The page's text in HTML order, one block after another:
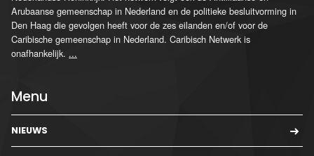
Arubaanse gemeenschap in Nederland en de politieke besluitvorming in
Den Haag die gevolgen heeft voor de zes eilanden en/of voor de
Caribische gemeenschap in Nederland. Caribisch Netwerk is
onafhankelijk. ...
Menu
NIEUWS